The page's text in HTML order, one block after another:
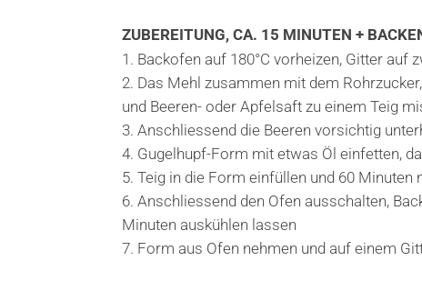
ZUBEREITUNG, CA. 15 MINUTEN +
Backofen auf 180°C vorheizen, Gitter auf
Das Mehl zusammen mit dem
und Beeren- oder Apfelsaft zu einem Teig
Anschliessend die Beeren vorsichtig
Gugelhupf-Form mit etwas Öl einfetten,
Teig in die Form einfüllen und 60 Minuten
Anschliessend den Ofen ausschalten,
Minuten auskühlen lassen
Form aus Ofen nehmen und auf einem